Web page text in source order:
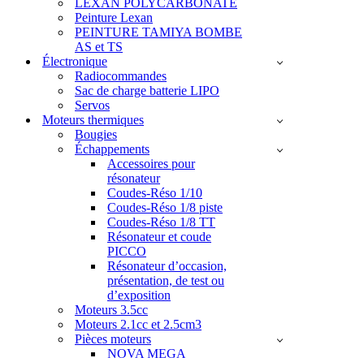
LEXAN POLYCARBONATE
Peinture Lexan
PEINTURE TAMIYA BOMBE
AS et TS
Électronique
Radiocommandes
Sac de charge batterie LIPO
Servos
Moteurs thermiques
Bougies
Échappements
Accessoires pour
résonateur
Coudes-Réso 1/10
Coudes-Réso 1/8 piste
Coudes-Réso 1/8 TT
Résonateur et coude
PICCO
Résonateur d’occasion,
présentation, de test ou
d’exposition
Moteurs 3.5cc
Moteurs 2.1cc et 2.5cm3
Pièces moteurs
NOVA MEGA